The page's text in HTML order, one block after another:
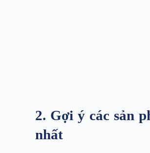
2. Gợi ý các sản
nhất